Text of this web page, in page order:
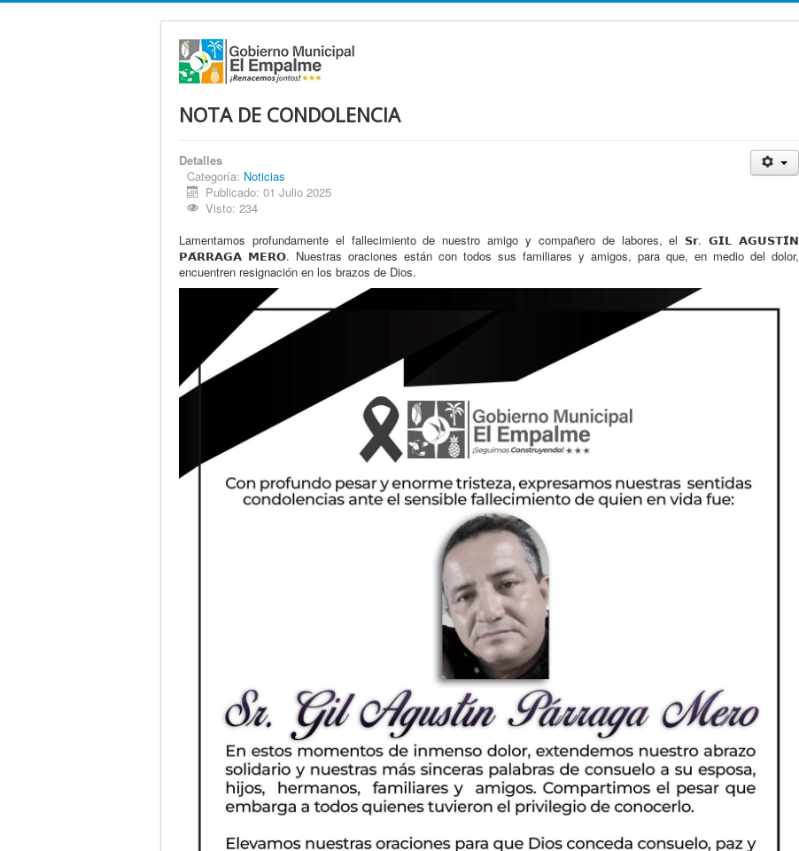
NOTA DE CONDOLENCIA
Detalles
Categoría: Noticias
Publicado: 01 Julio 2025
Visto: 234
Lamentamos profundamente el fallecimiento de nuestro amigo y compañero de labores, el 𝗦𝗿. 𝗚𝗜𝗟 𝗔𝗚𝗨𝗦𝗧𝗜́𝗡
𝗣𝗔́𝗥𝗥𝗔𝗚𝗔 𝗠𝗘𝗥𝗢. Nuestras oraciones están con todos sus familiares y amigos, para que, en medio del dolor,
encuentren resignación en los brazos de Dios.